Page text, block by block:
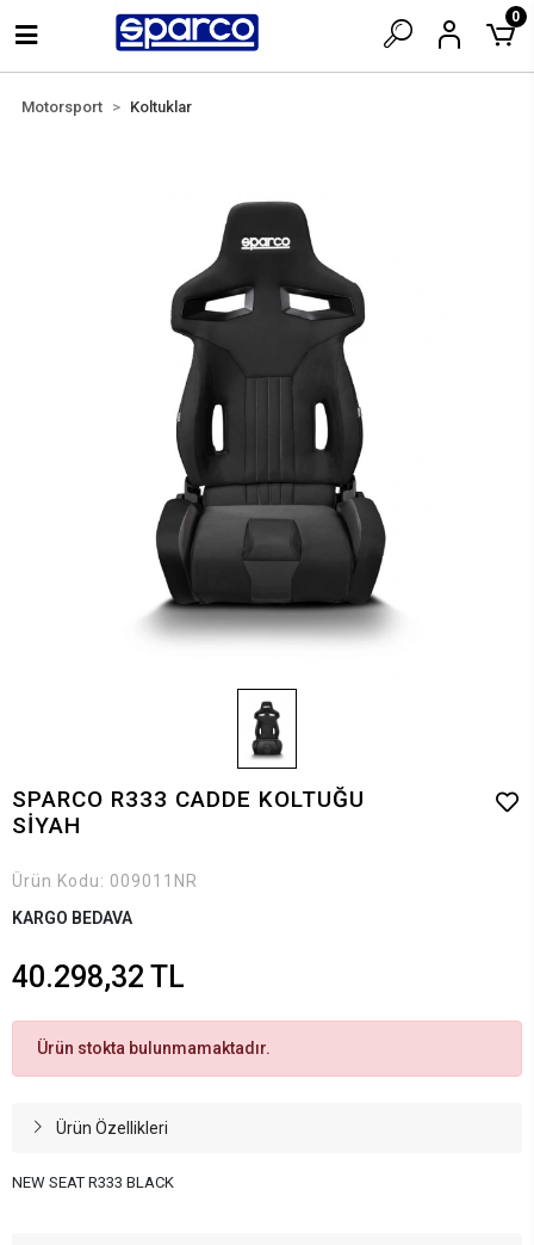
0
Motorsport Koltuklar
SPARCO R333 CADDE KOLTUĞU
SİYAH
Ürün Kodu: 009011NR
KARGO BEDAVA
40.298,32 TL
Ürün stokta bulunmamaktadır.
Ürün Özellikleri
NEW SEAT R333 BLACK